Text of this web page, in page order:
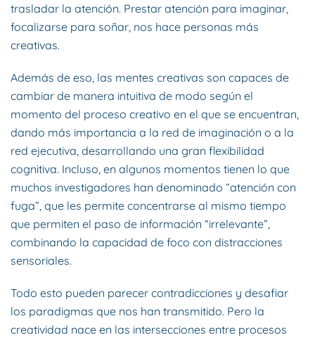
trasladar la atención. Prestar atención para imaginar,
focalizarse para soñar, nos hace personas más
creativas.
Además de eso, las mentes creativas son capaces de
cambiar de manera intuitiva de modo según el
momento del proceso creativo en el que se encuentran,
dando más importancia a la red de imaginación o a la
red ejecutiva, desarrollando una gran flexibilidad
cognitiva. Incluso, en algunos momentos tienen lo que
muchos investigadores han denominado “atención con
fuga”, que les permite concentrarse al mismo tiempo
que permiten el paso de información “irrelevante”,
combinando la capacidad de foco con distracciones
sensoriales.
Todo esto pueden parecer contradicciones y desafiar
los paradigmas que nos han transmitido. Pero la
creatividad nace en las intersecciones entre procesos